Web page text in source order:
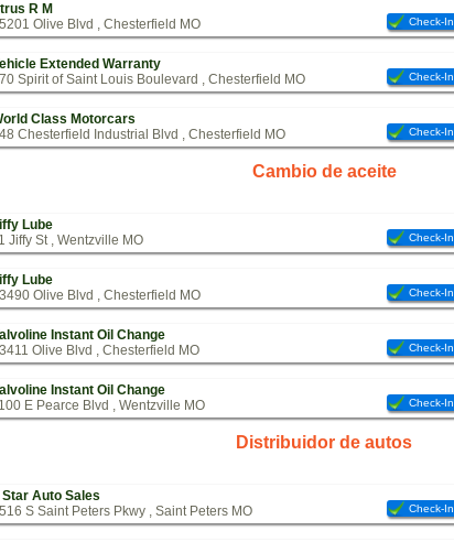
R M
Olive Blvd , Chesterfield MO
Check-In
Extended Warranty
Spirit of Saint Louis Boulevard , Chesterfield MO
Check-In
Class Motorcars
Chesterfield Industrial Blvd , Chesterfield MO
Check-In
Cambio de aceite
Lube
Jiffy St , Wentzville MO
Check-In
Lube
Olive Blvd , Chesterfield MO
Check-In
Instant Oil Change
Olive Blvd , Chesterfield MO
Check-In
Instant Oil Change
E Pearce Blvd , Wentzville MO
Check-In
Distribuidor de autos
Star Auto Sales
S Saint Peters Pkwy , Saint Peters MO
Check-In